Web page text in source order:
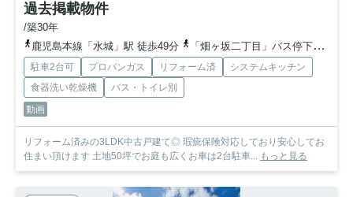
過去掲載物件
/築30年
鹿児島本線「水城」駅 徒歩49分
「畑ヶ坂二丁目」バス停下車 徒歩5分
駐車2台可 プロパンガス リフォーム済
システムキッチン
食器洗い乾燥機
バス・トイレ別
動画
リフォーム済みの3LDK中古戸建て◎ 瑕疵保険対応しており安心してお
住まい頂けます 土地50坪でお庭も広くお車は2台駐車... もっと見る